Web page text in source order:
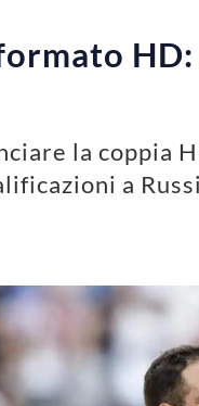
la coppia
a